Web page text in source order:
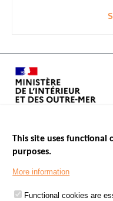
Footer
PROCESSING OF
This site uses functional
purposes.
More information
Functional cookies are